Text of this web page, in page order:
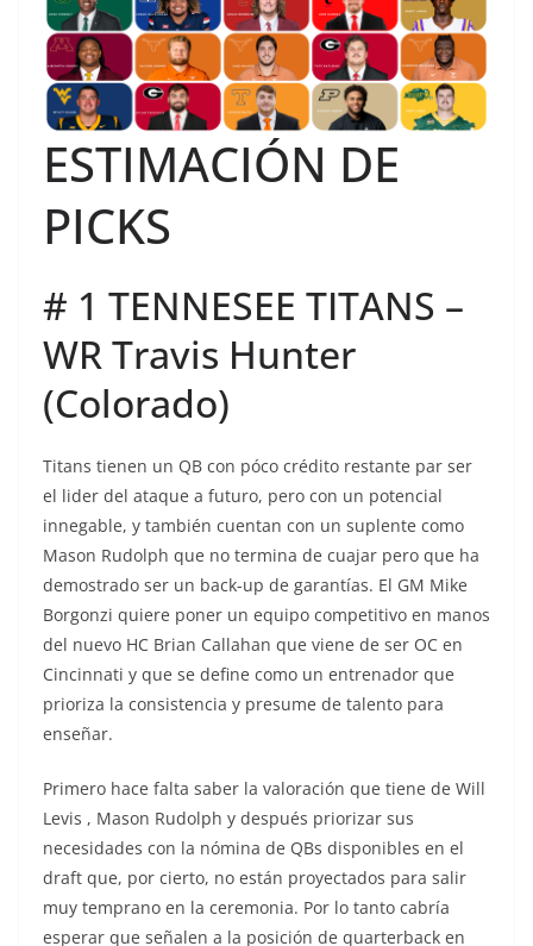
ESTIMACIÓN DE
PICKS
# 1 TENNESEE TITANS –
WR Travis Hunter
(Colorado)
Titans tienen un QB con póco crédito restante par ser
el lider del ataque a futuro, pero con un potencial
innegable, y también cuentan con un suplente como
Mason Rudolph que no termina de cuajar pero que ha
demostrado ser un back-up de garantías. El GM Mike
Borgonzi quiere poner un equipo competitivo en manos
del nuevo HC Brian Callahan que viene de ser OC en
Cincinnati y que se define como un entrenador que
prioriza la consistencia y presume de talento para
enseñar.
Primero hace falta saber la valoración que tiene de Will
Levis , Mason Rudolph y después priorizar sus
necesidades con la nómina de QBs disponibles en el
draft que, por cierto, no están proyectados para salir
muy temprano en la ceremonia. Por lo tanto cabría
esperar que señalen a la posición de quarterback en